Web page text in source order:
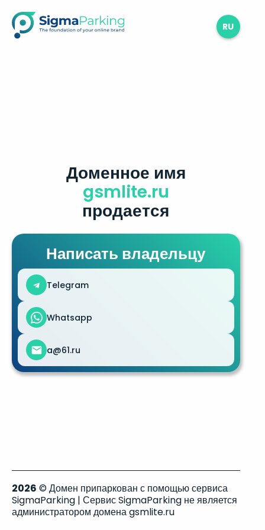
RU
Доменное имя
gsmlite.ru
продается
Написать владельцу
Telegram
Whatsapp
a@61.ru
2026 © Домен припаркован с помощью сервиса
SigmaParking | Сервис SigmaParking не является
администратором домена gsmlite.ru